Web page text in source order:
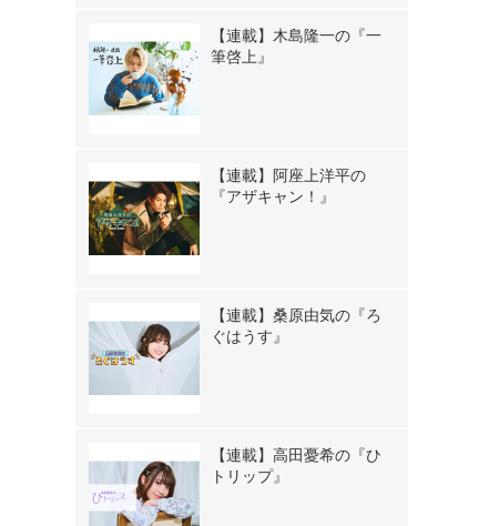
【連載】木島隆一の『一
筆啓上』
【連載】阿座上洋平の
『アザキャン！』
【連載】桑原由気の『ろ
ぐはうす』
【連載】高田憂希の『ひ
トリップ』